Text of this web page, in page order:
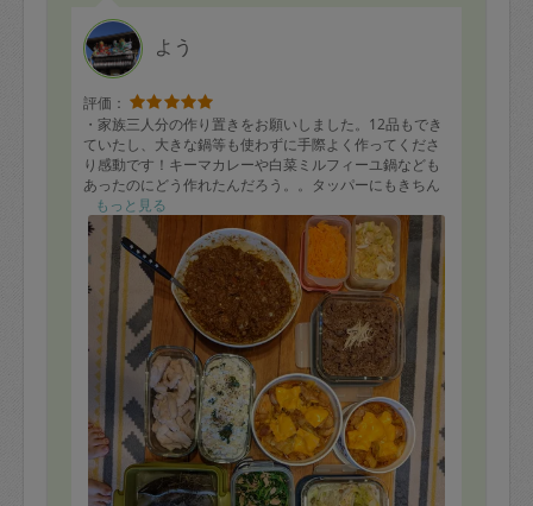
よう
評価：
・家族三人分の作り置きをお願いしました。12品もでき
ていたし、大きな鍋等も使わずに手際よく作ってくださ
り感動です！キーマカレーや白菜ミルフィーユ鍋なども
あったのにどう作れたんだろう。。タッパーにもきちん
と詰めてくださっており助かりました。
・タスカジさん自体を初めて利用したのでわからないこ
とが多かったのですが、ベテランさんだったので安心し
てお任せできました。
・普段自分では作らないワカメの豆腐白和えがすごく美
味しかったです！お魚の生姜蒸しなど2歳の娘も喜んで食
べていました。
・気になる点、というほどでも無いのですが普段我が家
では使わないカレー粉の缶を事前オーダー頂いたので新
品を用意して使って頂いたのですがどういう訳かフタが
無くなった状態でキッチンに残されておりちょっと困っ
ています(笑)
もっと見る